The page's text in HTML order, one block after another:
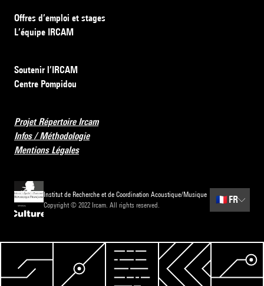
Offres d’emploi et stages
L’équipe IRCAM
Soutenir l’IRCAM
Centre Pompidou
Projet Répertoire Ircam
Infos / Méthodologie
Mentions Légales
Institut de Recherche et de Coordination Acoustique/Musique
Copyright © 2022 Ircam. All rights reserved.
🇫🇷 FR